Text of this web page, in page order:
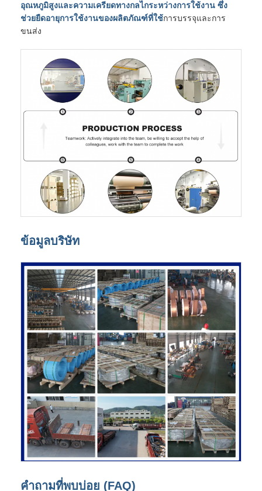
อุณหภูมิสูงและความเครียดทางกลไกระหว่างการใช้งาน ซึ่ง
ช่วยยืดอายุการใช้งานของผลิตภัณฑ์ที่ใช้การบรรจุและการ
ขนส่ง
ข้อมูลบริษัท
คำถามที่พบบ่อย (FAQ)